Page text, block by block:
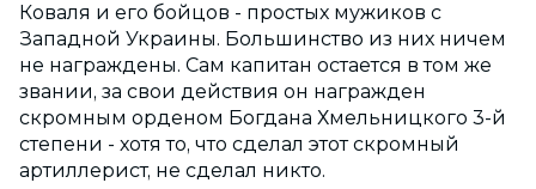
Коваля и его бойцов - простых мужиков с
Западной Украины. Большинство из них ничем
не награждены. Сам капитан остается в том же
звании, за свои действия он награжден
скромным орденом Богдана Хмельницкого 3-й
степени - хотя то, что сделал этот скромный
артиллерист, не сделал никто.